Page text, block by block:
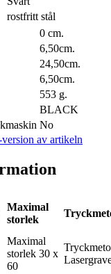
rostfritt stål
0 cm.
6,50cm.
24,50cm.
6,50cm.
553 g.
BLACK
No
av artikeln
Maximal
storlek
Maximal
storlek 30 x
60